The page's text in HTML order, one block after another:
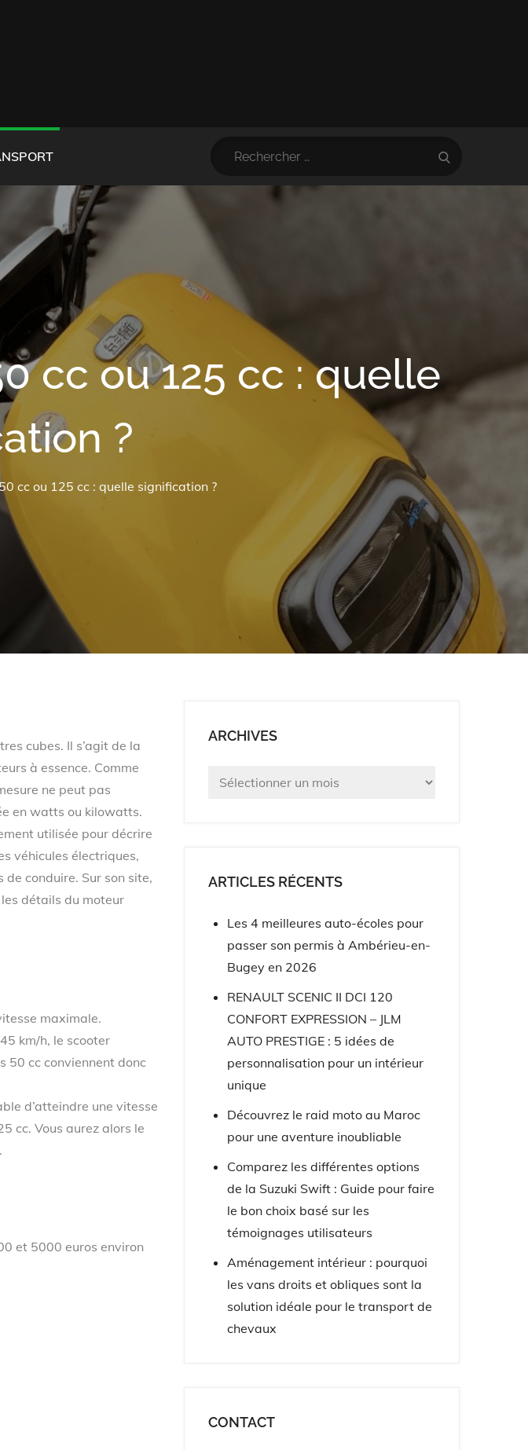
cc ou 125 cc : quelle
?
cc ou 125 cc : quelle signification ?
cubes. Il s’agit de la
à essence. Comme
ne peut pas
en watts ou kilowatts.
utilisée pour décrire
véhicules électriques,
conduire. Sur son site,
détails du moteur
maximale.
km/h, le scooter
50 cc conviennent donc
d’atteindre une vitesse
cc. Vous aurez alors le
et 5000 euros environ
ARCHIVES
Archives
ARTICLES RÉCENTS
Les 4 meilleures auto-écoles pour
passer son permis à Ambérieu-en-
Bugey en 2026
RENAULT SCENIC II DCI 120
CONFORT EXPRESSION – JLM
AUTO PRESTIGE : 5 idées de
personnalisation pour un intérieur
unique
Découvrez le raid moto au Maroc
pour une aventure inoubliable
Comparez les différentes options
de la Suzuki Swift : Guide pour faire
le bon choix basé sur les
témoignages utilisateurs
Aménagement intérieur : pourquoi
les vans droits et obliques sont la
solution idéale pour le transport de
chevaux
CONTACT